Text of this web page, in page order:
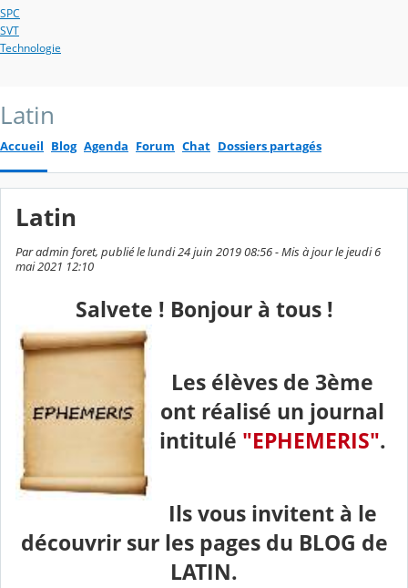
SPC
SVT
Technologie
Latin
Accueil Blog Agenda Forum Chat Dossiers partagés
Latin
Par admin foret, publié le lundi 24 juin 2019 08:56 - Mis à jour le jeudi 6
mai 2021 12:10
Salvete ! Bonjour à tous !
Les élèves de 3ème
ont réalisé un journal
intitulé "EPHEMERIS".
Ils vous invitent à le
découvrir sur les pages du BLOG de
LATIN.